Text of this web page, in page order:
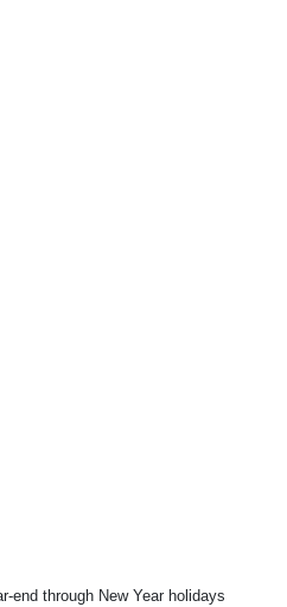
end through New Year holidays